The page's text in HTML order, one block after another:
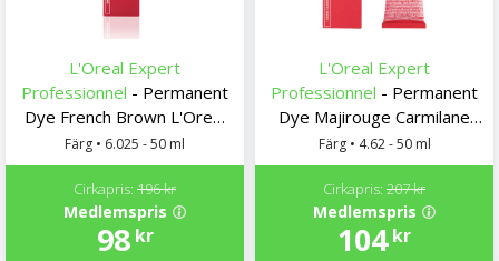
L'Oreal Expert
Professionnel - Permanent
Dye French Brown L'Oreal
Expert Professionnel
Färg • 6.025 - 50 ml
Medlemspris
98 kr
Cirkapris: 196 kr
L'Oreal Expert
Professionnel - Permanent
Dye Majirouge Carmilane
L'Oreal Expert
Professionnel
Färg • 4.62 - 50 ml
Medlemspris
104 kr
Cirkapris: 207 kr